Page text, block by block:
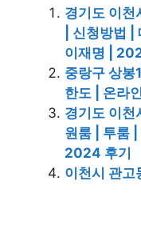
경기도 이천
| 신청방법
이재명 |
중랑구 상봉
한도 | 온라
경기도 이천
원룸 | 투룸 |
2024 후기
이천시 관고